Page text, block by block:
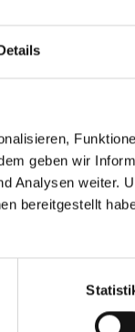
geben wir
Analysen weiter.
bereitgestellt